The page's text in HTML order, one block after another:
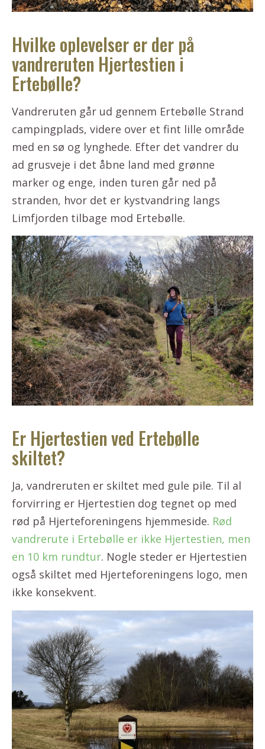
Hvilke oplevelser er der på
vandreruten Hjertestien i
Ertebølle?
Vandreruten går ud gennem Ertebølle Strand
campingplads, videre over et fint lille område
med en sø og lynghede. Efter det vandrer du
ad grusveje i det åbne land med grønne
marker og enge, inden turen går ned på
stranden, hvor det er kystvandring langs
Limfjorden tilbage mod Ertebølle.
Er Hjertestien ved Ertebølle
skiltet?
Ja, vandreruten er skiltet med gule pile. Til al
forvirring er Hjertestien dog tegnet op med
rød på Hjerteforeningens hjemmeside. Rød
vandrerute i Ertebølle er ikke Hjertestien, men
en 10 km rundtur. Nogle steder er Hjertestien
også skiltet med Hjerteforeningens logo, men
ikke konsekvent.